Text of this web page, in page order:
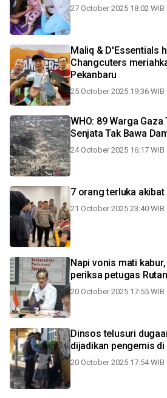
27 October 2025 18:02 WIB
Maliq & D'Essentials
Changcuters
Pekanbaru
25 October 2025 19:36 WIB
WHO: 89 Warga
Senjata Tak Bawa
24 October 2025 16:17 WIB
7 orang terluka
21 October 2025 23:40 WIB
Napi vonis mati
periksa petugas
20 October 2025 17:55 WIB
Dinsos telusuri
dijadikan pengemis di
20 October 2025 17:54 WIB